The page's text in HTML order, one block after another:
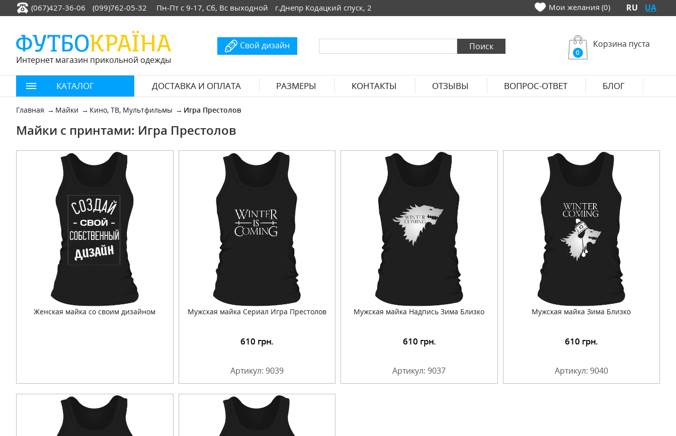
(067)427-36-06 (099)762-05-32 Пн-Пт с 9-17, Сб, Вс выходной г.Днепр Кодацкий спуск, 2 Мои желания (0) RU UA
Интернет магазин прикольной одежды
Свой дизайн
0
Корзина пуста
КАТАЛОГ ДОСТАВКА И ОПЛАТА РАЗМЕРЫ КОНТАКТЫ ОТЗЫВЫ ВОПРОС-ОТВЕТ БЛОГ
Главная Майки Кино, ТВ, Мультфильмы Игра Престолов
Майки с принтами: Игра Престолов
Женская майка со своим дизайном Мужская майка Сериал Игра Престолов
610 грн.
Артикул: 9039
Мужская майка Надпись Зима Близко
Подробнее 610 грн.
Артикул: 9037
Мужская майка Зима Близко
Подробнее 610 грн.
Артикул: 9040